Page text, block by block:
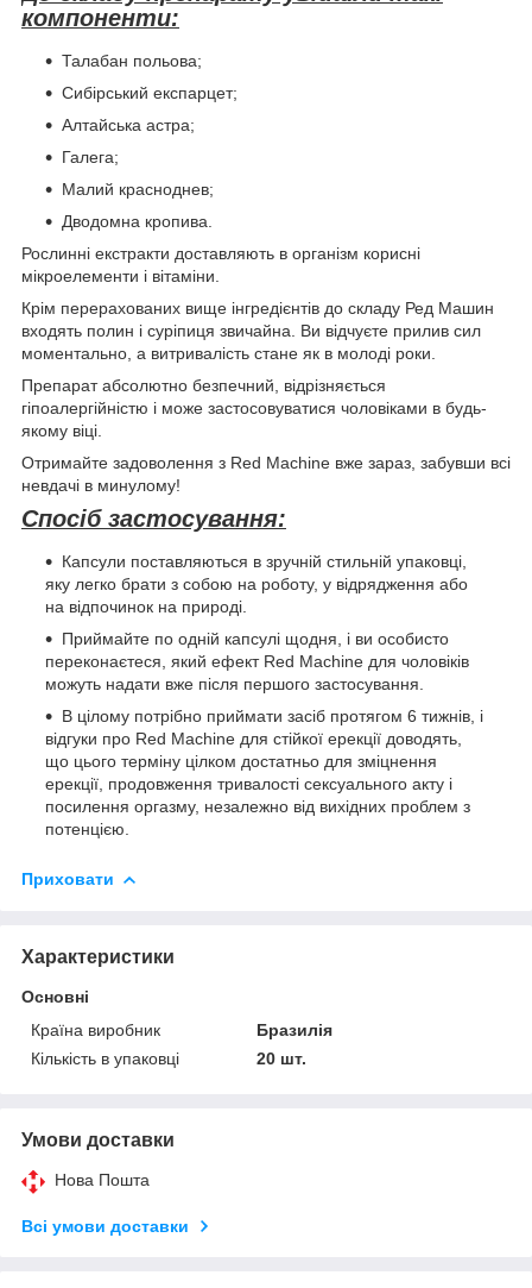
компоненти:
Талабан польова;
Сибірський експарцет;
Алтайська астра;
Галега;
Малий красноднев;
Дводомна кропива.
Рослинні екстракти доставляють в організм корисні
мікроелементи і вітаміни.
Крім перерахованих вище інгредієнтів до складу Ред Машин
входять полин і суріпиця звичайна. Ви відчуєте прилив сил
моментально, а витривалість стане як в молоді роки.
Препарат абсолютно безпечний, відрізняється
гіпоалергійністю і може застосовуватися чоловіками в будь-
якому віці.
Отримайте задоволення з Red Machine вже зараз, забувши всі
невдачі в минулому!
Спосіб застосування:
Капсули поставляються в зручній стильній упаковці,
яку легко брати з собою на роботу, у відрядження або
на відпочинок на природі.
Приймайте по одній капсулі щодня, і ви особисто
переконаєтеся, який ефект Red Machine для чоловіків
можуть надати вже після першого застосування.
В цілому потрібно приймати засіб протягом 6 тижнів, і
відгуки про Red Machine для стійкої ерекції доводять,
що цього терміну цілком достатньо для зміцнення
ерекції, продовження тривалості сексуального акту і
посилення оргазму, незалежно від вихідних проблем з
потенцією.
Приховати
Характеристики
Основні
Країна виробник
Бразилія
Кількість в упаковці
20 шт.
Умови доставки
Нова Пошта
Всі умови доставки